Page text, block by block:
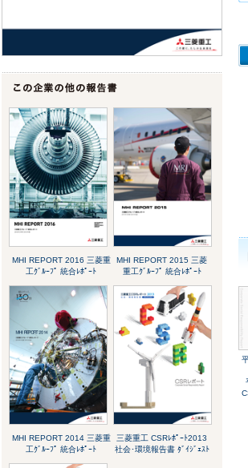
MHI REPORT 2016 三菱重
工ｸﾞﾙｰﾌﾟ 統合ﾚﾎﾟｰﾄ
MHI REPORT 2015 三菱
重工ｸﾞﾙｰﾌﾟ 統合ﾚﾎﾟｰﾄ
MHI REPORT 2014 三菱重
工ｸﾞﾙｰﾌﾟ 統合ﾚﾎﾟｰﾄ
三菱重工 CSRﾚﾎﾟｰﾄ2013
社会･環境報告書 ﾀﾞｲｼﾞｪｽﾄ